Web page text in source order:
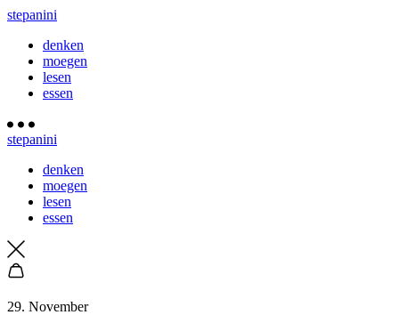
stepanini
denken
moegen
lesen
essen
stepanini
denken
moegen
lesen
essen
29. November